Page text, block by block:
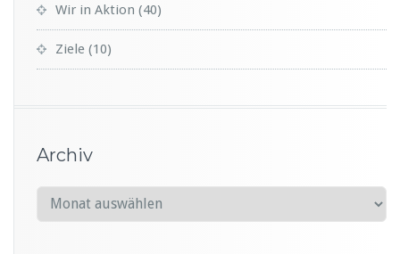
Wir in Aktion (40)
Ziele (10)
Archiv
r